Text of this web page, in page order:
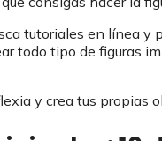
tutoriales en línea y
todo tipo de figuras
y crea tus propias